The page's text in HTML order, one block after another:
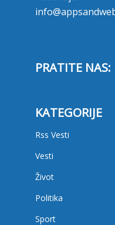
PRATITE NAS:
KATEGORIJE
Rss Vesti
Vesti
Život
Politika
Sport